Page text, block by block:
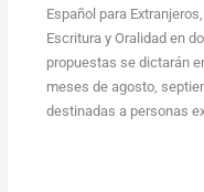
Español para
Escritura y Oralidad en
propuestas se dictarán
meses de agosto,
destinadas a personas